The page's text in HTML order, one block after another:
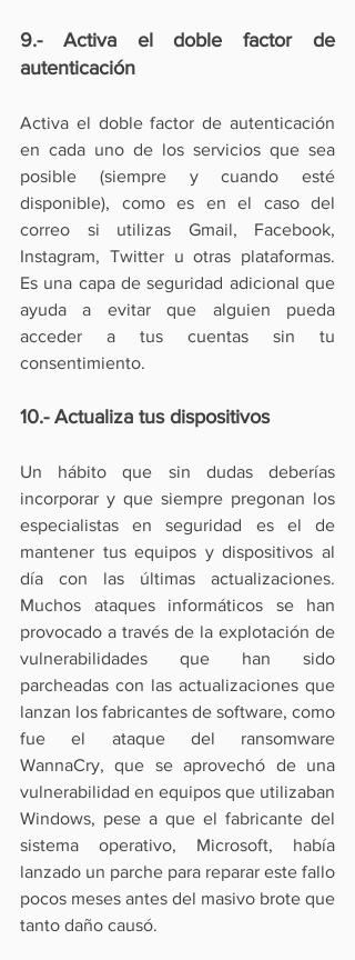
9.- Activa el doble factor de
autenticación
Activa el doble factor de autenticación
en cada uno de los servicios que sea
posible (siempre y cuando esté
disponible), como es en el caso del
correo si utilizas Gmail, Facebook,
Instagram, Twitter u otras plataformas.
Es una capa de seguridad adicional que
ayuda a evitar que alguien pueda
acceder a tus cuentas sin tu
consentimiento.
10.- Actualiza tus dispositivos
Un hábito que sin dudas deberías
incorporar y que siempre pregonan los
especialistas en seguridad es el de
mantener tus equipos y dispositivos al
día con las últimas actualizaciones.
Muchos ataques informáticos se han
provocado a través de la explotación de
vulnerabilidades que han sido
parcheadas con las actualizaciones que
lanzan los fabricantes de software, como
fue el ataque del ransomware
WannaCry, que se aprovechó de una
vulnerabilidad en equipos que utilizaban
Windows, pese a que el fabricante del
sistema operativo, Microsoft, había
lanzado un parche para reparar este fallo
pocos meses antes del masivo brote que
tanto daño causó.